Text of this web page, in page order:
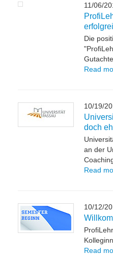
11/06/
Die
Read
10/19/
doch
an der
Read
10/12/
Read